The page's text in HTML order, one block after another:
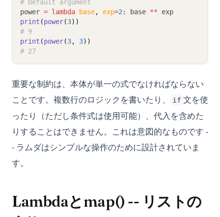
# Default argument
power = lambda base, exp=2 : base ** exp
print (power(3))
# 9
print (power(3, 3))
# 27
重要な制約は、本体が単一の式でなければならない
ことです。複数行のロジックを書いたり、
if 文を使
ったり（ただし条件式は使用可能）、代入を含めた
りすることはできません。これは意図的なものです -
- ラムダはシンプルな操作のために設計されていま
す。
Lambdaとmap() -- リストの